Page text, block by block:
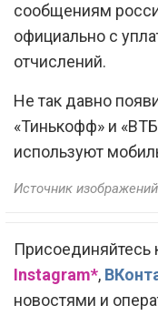
сообщениям
официально с
отчислений.
Не так давно
«Тинькофф» и
используют
Источник
Присоединяйтесь
Instagram*,
новостями и